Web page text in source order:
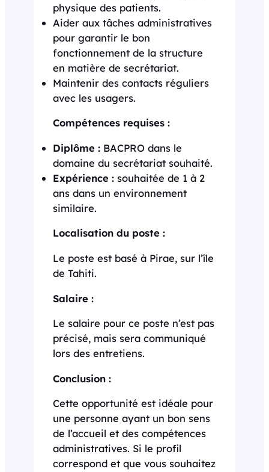
physique des patients.
Aider aux tâches administratives
pour garantir le bon
fonctionnement de la structure
en matière de secrétariat.
Maintenir des contacts réguliers
avec les usagers.
Compétences requises :
Diplôme : BACPRO dans le
domaine du secrétariat souhaité.
Expérience : souhaitée de 1 à 2
ans dans un environnement
similaire.
Localisation du poste :
Le poste est basé à Pirae, sur l’île
de Tahiti.
Salaire :
Le salaire pour ce poste n’est pas
précisé, mais sera communiqué
lors des entretiens.
Conclusion :
Cette opportunité est idéale pour
une personne ayant un bon sens
de l’accueil et des compétences
administratives. Si le profil
correspond et que vous souhaitez